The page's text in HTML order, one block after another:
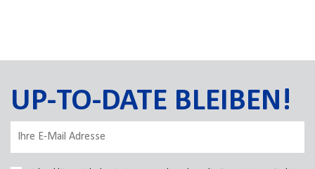
UP-TO-DATE BLEIBEN!